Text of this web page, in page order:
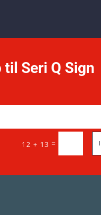
Seri Q Sign
12 + 13 =